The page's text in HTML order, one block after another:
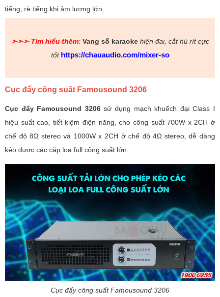
tiếng, rè tiếng khi âm lượng lớn.
➣➣➣ Tìm hiểu thêm: Vang số karaoke hiện đai, cắt hú rít cực
tốt https://chauaudio.com/mixer-so
Cục đẩy công suất Famousound 3206
Cục đẩy Famousound 3206sử dụng mạch khuếch đại Class I
hiệu suất cao, tiết kiệm điện năng, cho công suất 700W x 2CH ở
chế độ 8Ω stereo và 1000W x 2CH ở chế độ 4Ω stereo, dễ dàng
kéo được các cặp loa full công suất lớn.
Cục đẩy công suất Famousound 3206